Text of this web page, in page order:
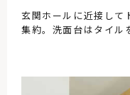
玄関ホールに近接して
集約。洗面台はタイル